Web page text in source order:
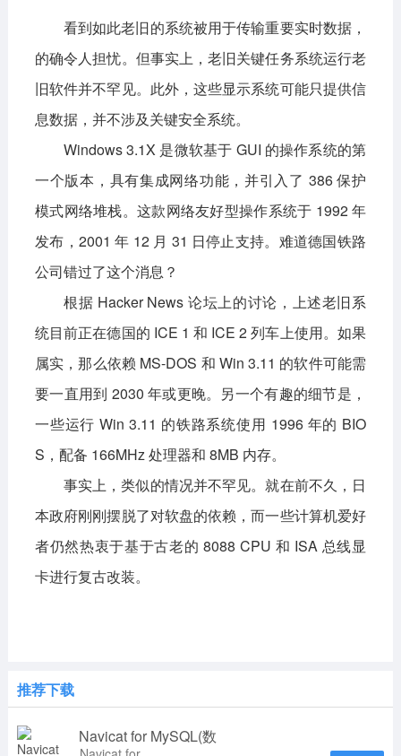
看到如此老旧的系统被用于传输重要实时数据，
的确令人担忧。但事实上，老旧关键任务系统运行老
旧软件并不罕见。此外，这些显示系统可能只提供信
息数据，并不涉及关键安全系统。
Windows 3.1X 是微软基于 GUI 的操作系统的第
一个版本，具有集成网络功能，并引入了 386 保护
模式网络堆栈。这款网络友好型操作系统于 1992 年
发布，2001 年 12 月 31 日停止支持。难道德国铁路
公司错过了这个消息？
根据 Hacker News 论坛上的讨论，上述老旧系
统目前正在德国的 ICE 1 和 ICE 2 列车上使用。如果
属实，那么依赖 MS-DOS 和 Win 3.11 的软件可能需
要一直用到 2030 年或更晚。另一个有趣的细节是，
一些运行 Win 3.11 的铁路系统使用 1996 年的 BIO
S，配备 166MHz 处理器和 8MB 内存。
事实上，类似的情况并不罕见。就在前不久，日
本政府刚刚摆脱了对软盘的依赖，而一些计算机爱好
者仍然热衷于基于古老的 8088 CPU 和 ISA 总线显
卡进行复古改装。
推荐下载
Navicat for MySQL(数